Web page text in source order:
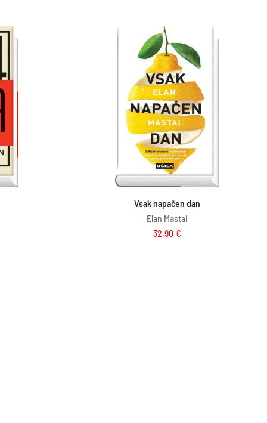
Vsak napačen dan
Elan Mastai
32,90 €
Dodaj v košarico